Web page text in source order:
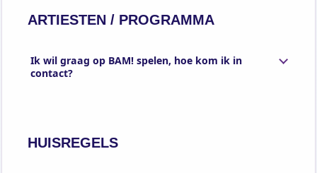
ARTIESTEN / PROGRAMMA
Ik wil graag op BAM! spelen, hoe kom ik in
contact?
HUISREGELS